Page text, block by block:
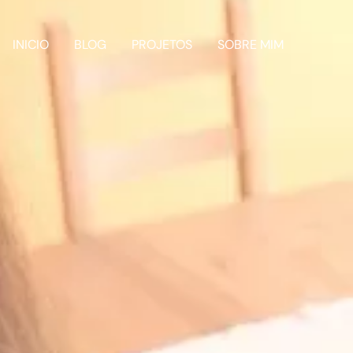
INICIO BLOG PROJETOS SOBRE MIM